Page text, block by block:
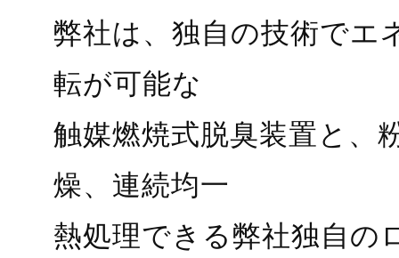
弊社は、独自の技術でエ
転が可能な
触媒燃焼式脱臭装置と、
燥、連続均一
熱処理できる弊社独自の